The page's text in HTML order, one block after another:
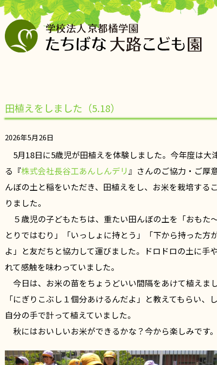
田植えをしました（5.18）
2026年5月26日
5月18日に5歳児が田植えを体験しました。今年度は大
る『株式会社長谷工あんしんデリ 』さんのご協力・ご厚
んぼの土と稲をいただき、田植えをし、お米を栽培する
りました。
５歳児の子どもたちは、重たい田んぼの土を「おもた
とりではむり」「いっしょに持とう」「下から持った方
よ」と友だちと協力して運びました。ドロドロの土に手
れて感触を味わっていました。
今日は、お米の苗をちょうどいい間隔をあけて植えま
「にぎりこぶし１個分あけるんだよ」と教えてもらい、
自分の手で計って植えていました。
秋にはおいしいお米ができるかな？今から楽しみです